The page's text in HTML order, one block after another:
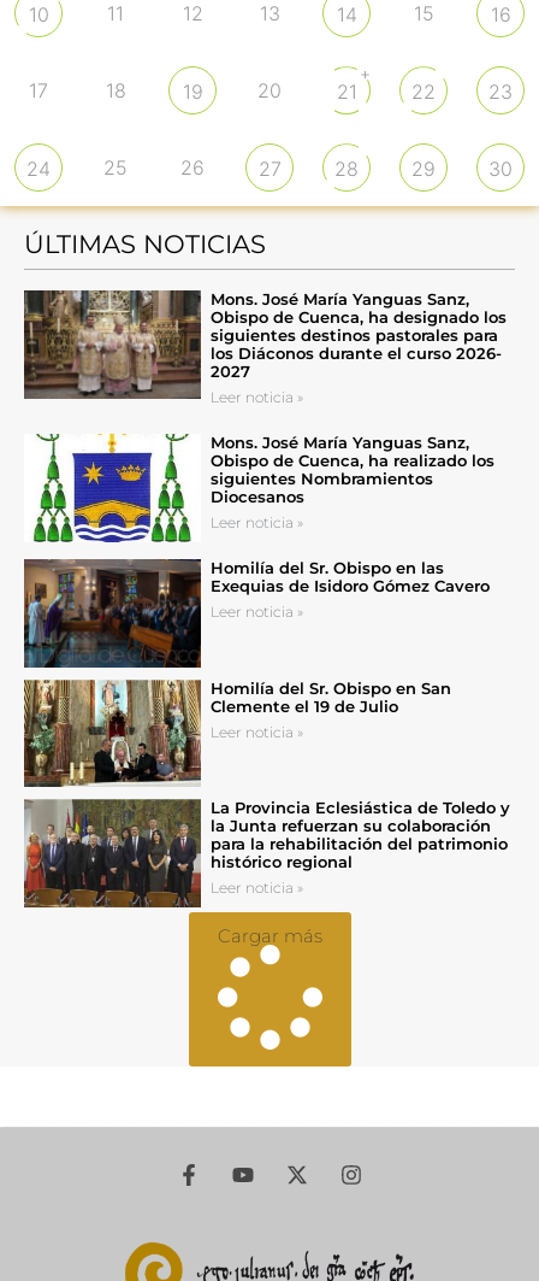
10 11 12 13 14 15 16
17 18 19 20 21
+
22 23
24 25 26 27 28 29 30
ÚLTIMAS NOTICIAS
Mons. José María Yanguas Sanz,
Obispo de Cuenca, ha designado los
siguientes destinos pastorales para
los Diáconos durante el curso 2026-
2027
Leer noticia »
Mons. José María Yanguas Sanz,
Obispo de Cuenca, ha realizado los
siguientes Nombramientos
Diocesanos
Leer noticia »
Homilía del Sr. Obispo en las
Exequias de Isidoro Gómez Cavero
Leer noticia »
Homilía del Sr. Obispo en San
Clemente el 19 de Julio
Leer noticia »
La Provincia Eclesiástica de Toledo y
la Junta refuerzan su colaboración
para la rehabilitación del patrimonio
histórico regional
Leer noticia »
Cargar más